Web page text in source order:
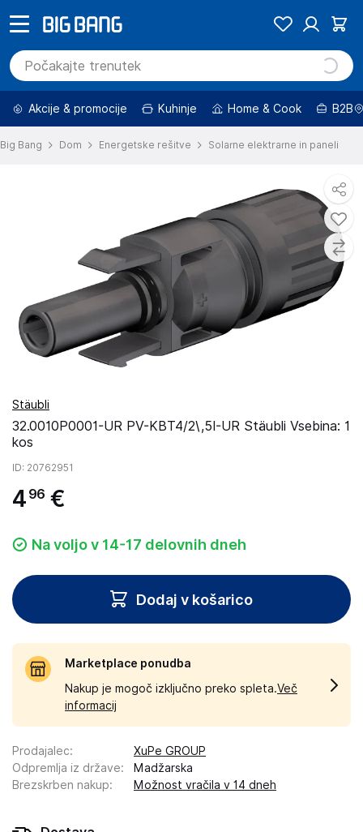
Akcije & promocije Kuhinje Home & Cook B2B
Big Bang Dom Energetske rešitve Solarne elektrarne in paneli
Stäubli
32.0010P0001-UR PV-KBT4/2\,5I-UR Stäubli Vsebina: 1
kos
ID: 20762951
4 96 €
Na voljo v 14-17 delovnih dneh
Dodaj v košarico
Marketplace ponudba
Nakup je mogoč izključno preko spleta.Več
informacij
Prodajalec:
XuPe GROUP
Odpremlja iz države:
Madžarska
Brezskrben nakup: Možnost vračila v 14 dneh